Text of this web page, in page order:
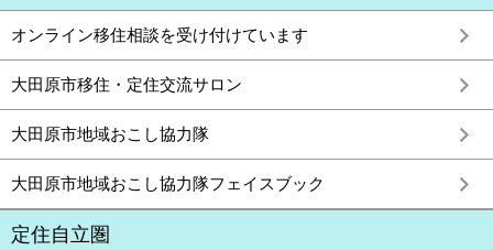
オンライン移住相談を受け付けています
大田原市移住・定住交流サロン
大田原市地域おこし協力隊
大田原市地域おこし協力隊フェイスブック
定住自立圏